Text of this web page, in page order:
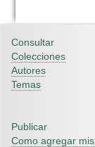
Consultar
Colecciones
Autores
Temas
Publicar
Como agregar